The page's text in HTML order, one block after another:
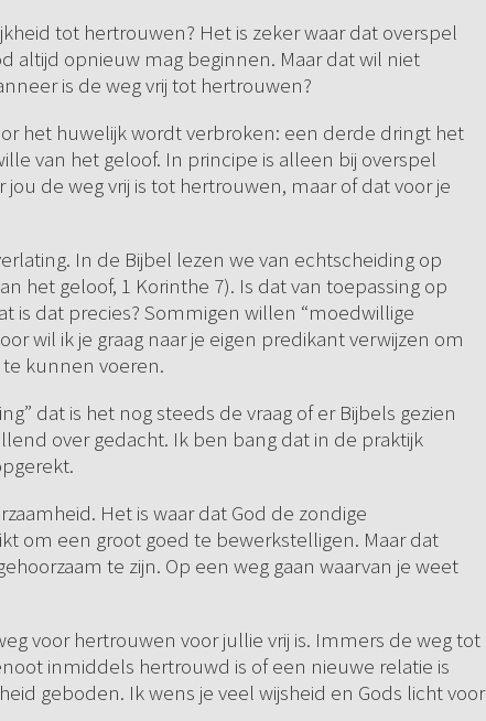
tot hertrouwen? Het is zeker waar dat overspel
altijd opnieuw mag beginnen. Maar dat wil niet
is de weg vrij tot hertrouwen?
het huwelijk wordt verbroken: een derde dringt het
van het geloof. In principe is alleen bij overspel
de weg vrij is tot hertrouwen, maar of dat voor je
In de Bijbel lezen we van echtscheiding op
het geloof, 1 Korinthe 7). Is dat van toepassing op
is dat precies? Sommigen willen “moedwillige
wil ik je graag naar je eigen predikant verwijzen om
kunnen voeren.
dat is het nog steeds de vraag of er Bijbels gezien
over gedacht. Ik ben bang dat in de praktijk
Het is waar dat God de zondige
om een groot goed te bewerkstelligen. Maar dat
te zijn. Op een weg gaan waarvan je weet
voor hertrouwen voor jullie vrij is. Immers de weg tot
inmiddels hertrouwd is of een nieuwe relatie is
geboden. Ik wens je veel wijsheid en Gods licht voor